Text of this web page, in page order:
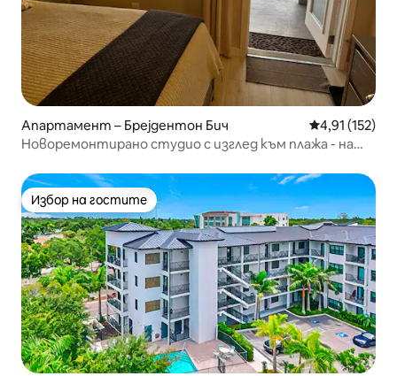
Апартамент – Брејдентон Бич Средна
4,91 (152)
Новоремонтирано студио с изглед към плажа - на
Избор на гостите
Избор на гостите